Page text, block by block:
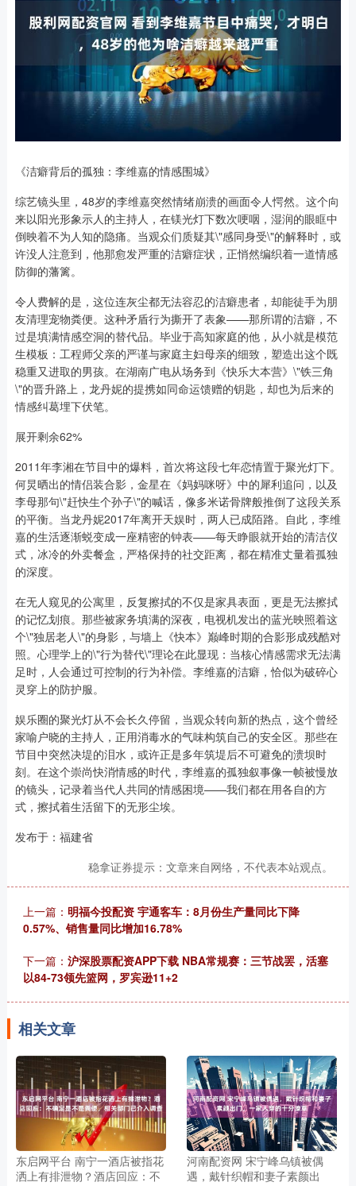
《洁癖背后的孤独：李维嘉的情感围城》
综艺镜头里，48岁的李维嘉突然情绪崩溃的画面令人愕然。这个向
来以阳光形象示人的主持人，在镁光灯下数次哽咽，湿润的眼眶中
倒映着不为人知的隐痛。当观众们质疑其\"感同身受\"的解释时，或
许没人注意到，他那愈发严重的洁癖症状，正悄然编织着一道情感
防御的藩篱。
令人费解的是，这位连灰尘都无法容忍的洁癖患者，却能徒手为朋
友清理宠物粪便。这种矛盾行为撕开了表象——那所谓的洁癖，不
过是填满情感空洞的替代品。毕业于高知家庭的他，从小就是模范
生模板：工程师父亲的严谨与家庭主妇母亲的细致，塑造出这个既
稳重又进取的男孩。在湖南广电从场务到《快乐大本营》\"铁三角
\"的晋升路上，龙丹妮的提携如同命运馈赠的钥匙，却也为后来的
情感纠葛埋下伏笔。
展开剩余62%
2011年李湘在节目中的爆料，首次将这段七年恋情置于聚光灯下。
何炅晒出的情侣装合影，金星在《妈妈咪呀》中的犀利追问，以及
李母那句\"赶快生个孙子\"的喊话，像多米诺骨牌般推倒了这段关系
的平衡。当龙丹妮2017年离开天娱时，两人已成陌路。自此，李维
嘉的生活逐渐蜕变成一座精密的钟表——每天睁眼就开始的清洁仪
式，冰冷的外卖餐盒，严格保持的社交距离，都在精准丈量着孤独
的深度。
在无人窥见的公寓里，反复擦拭的不仅是家具表面，更是无法擦拭
的记忆划痕。那些被家务填满的深夜，电视机发出的蓝光映照着这
个\"独居老人\"的身影，与墙上《快本》巅峰时期的合影形成残酷对
照。心理学上的\"行为替代\"理论在此显现：当核心情感需求无法满
足时，人会通过可控制的行为补偿。李维嘉的洁癖，恰似为破碎心
灵穿上的防护服。
娱乐圈的聚光灯从不会长久停留，当观众转向新的热点，这个曾经
家喻户晓的主持人，正用消毒水的气味构筑自己的安全区。那些在
节目中突然决堤的泪水，或许正是多年筑堤后不可避免的溃坝时
刻。在这个崇尚快消情感的时代，李维嘉的孤独叙事像一帧被慢放
的镜头，记录着当代人共同的情感困境——我们都在用各自的方
式，擦拭着生活留下的无形尘埃。
发布于：福建省
稳拿证券提示：文章来自网络，不代表本站观点。
上一篇： 明福今投配资 宇通客车：8月份生产量同比下降
0.57%、销售量同比增加16.78%
下一篇： 沪深股票配资APP下载 NBA常规赛：三节战罢，活塞
以84-73领先篮网，罗宾逊11+2
相关文章
东启网平台 南宁一酒店被指花
洒上有排泄物？酒店回应：不
河南配资网 宋宁峰乌镇被偶
遇，戴针织帽和妻子素颜出